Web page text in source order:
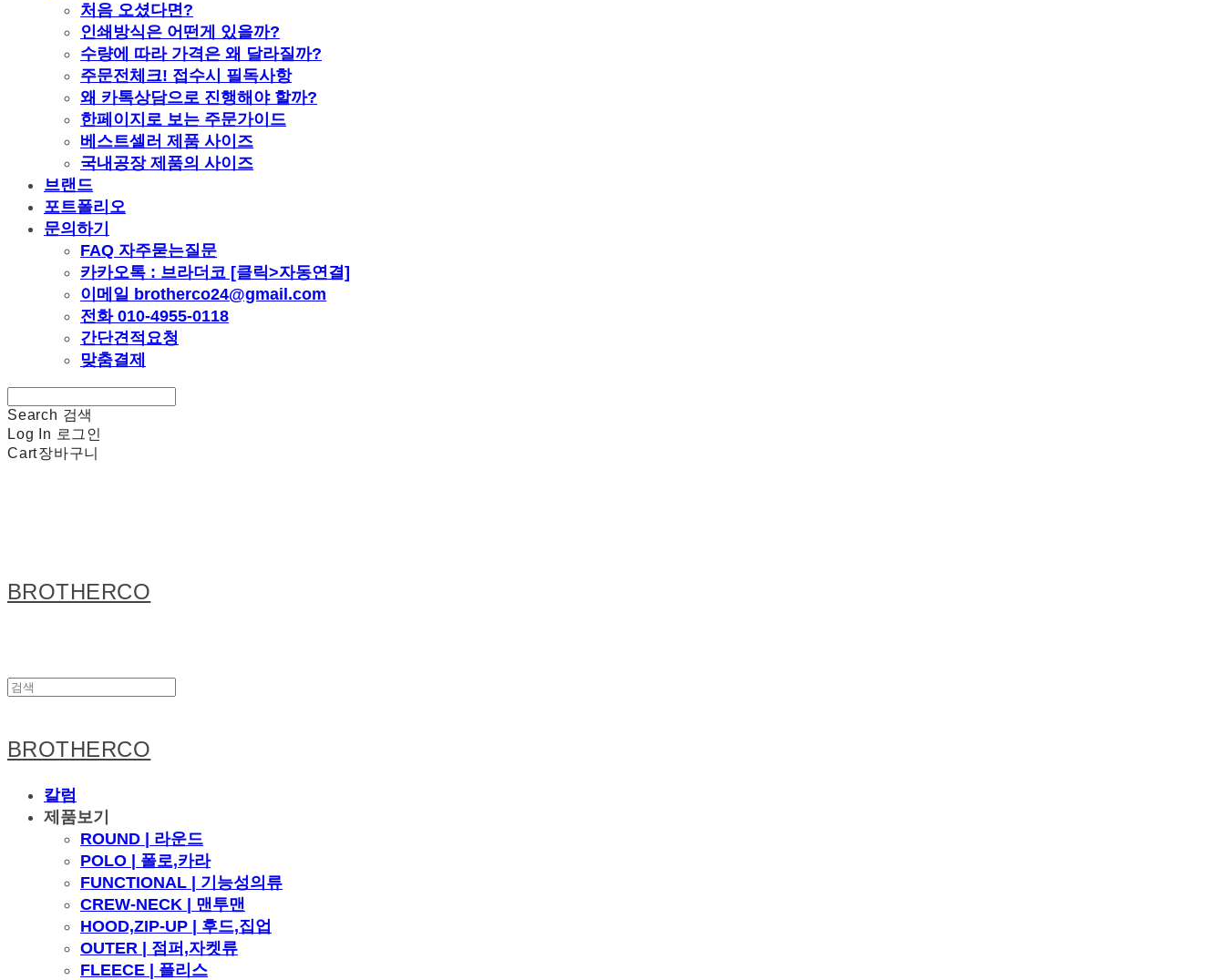
처음 오셨다면?
인쇄방식은 어떤게 있을까?
수량에 따라 가격은 왜 달라질까?
주문전체크! 접수시 필독사항
왜 카톡상담으로 진행해야 할까?
한페이지로 보는 주문가이드
베스트셀러 제품 사이즈
국내공장 제품의 사이즈
브랜드
포트폴리오
문의하기
FAQ 자주묻는질문
카카오톡 : 브라더코 [클릭>자동연결]
이메일 brotherco24@gmail.com
전화 010-4955-0118
간단견적요청
맞춤결제
Search 검색
Log In 로그인
Cart장바구니
BROTHERCO
BROTHERCO
칼럼
제품보기
ROUND | 라운드
POLO | 폴로,카라
FUNCTIONAL | 기능성의류
CREW-NECK | 맨투맨
HOOD,ZIP-UP | 후드,집업
OUTER | 점퍼,자켓류
FLEECE | 플리스